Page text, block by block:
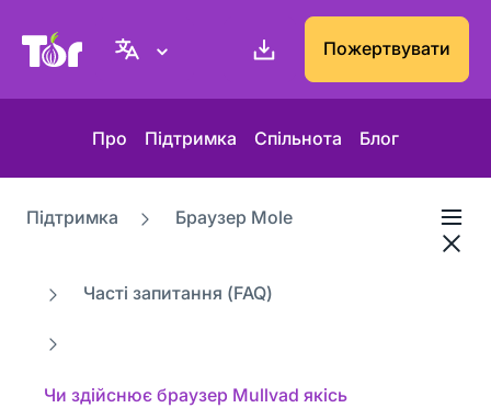
Вебсайт проєкту Tor Пожертвувати
Про Підтримка Спільнота Блог
Підтримка Браузер Mole
Часті запитання (FAQ)
Чи здійснює браузер Mullvad якісь